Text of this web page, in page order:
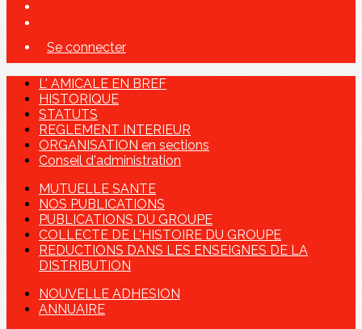
Se connecter
L' AMICALE EN BREF
HISTORIQUE
STATUTS
REGLEMENT INTERIEUR
ORGANISATION en sections
Conseil d'administration
MUTUELLE SANTE
NOS PUBLICATIONS
PUBLICATIONS DU GROUPE
COLLECTE DE L'HISTOIRE DU GROUPE
REDUCTIONS DANS LES ENSEIGNES DE LA
DISTRIBUTION
NOUVELLE ADHESION
ANNUAIRE